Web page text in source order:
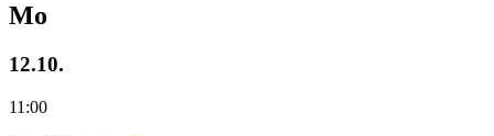
Mo
12.10.
11:00